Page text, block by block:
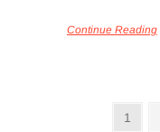
Continue Reading
Page
1